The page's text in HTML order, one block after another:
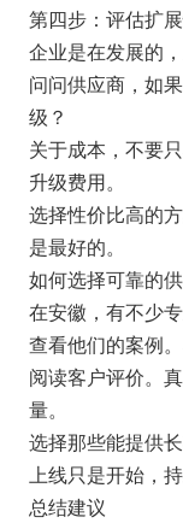
第四步：评估扩
企业是在发展的
问问供应商，如
级？
关于成本，不要
升级费用。
选择性价比高的
是最好的。
如何选择可靠的
在安徽，有不少
查看他们的案例
阅读客户评价。
量。
选择那些能提供
上线只是开始，
总结建议